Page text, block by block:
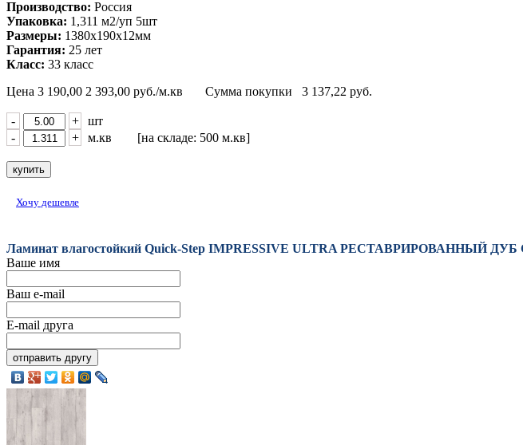
Производство: Россия
Упаковка: 1,311 м2/уп 5шт
Размеры: 1380х190х12мм
Гарантия: 25 лет
Класс: 33 класс
Цена 3 190,00 2 393,00 руб./м.кв Сумма покупки 3 137,22 руб.
- +
шт
-
+ м.кв [на складе: 500 м.кв]
Хочу дешевле
Ламинат влагостойкий Quick-Step IMPRESSIVE ULTRA РЕСТАВРИРОВАННЫЙ
Ваше имя
Ваш e-mail
E-mail друга